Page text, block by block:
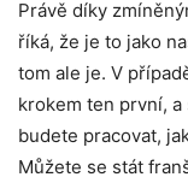
Právě díky
říká, že je to jako
tom ale je. V
krokem ten první,
budete pracovat,
Můžete se stát